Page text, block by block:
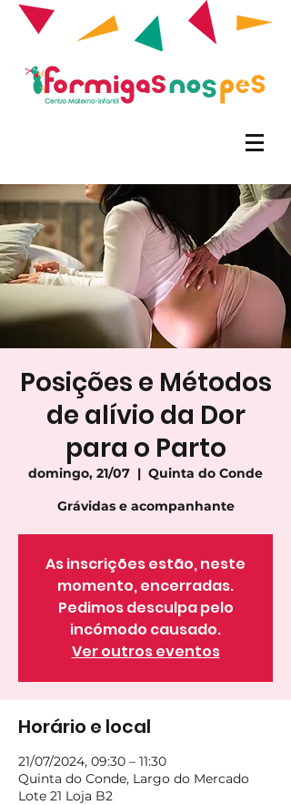
Posições e Métodos
de alívio da Dor
para o Parto
domingo, 21/07
  |
Quinta do Conde
Grávidas e acompanhante
As inscrições estão, neste
momento, encerradas.
Pedimos desculpa pelo
incómodo causado.
Ver outros eventos
Horário e local
21/07/2024, 09:30 – 11:30
Quinta do Conde, Largo do Mercado
Lote 21 Loja B2